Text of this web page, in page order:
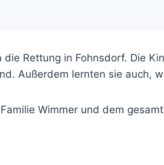
Rettung in Fohnsdorf. Die
Außerdem lernten sie auch,
Wimmer und dem